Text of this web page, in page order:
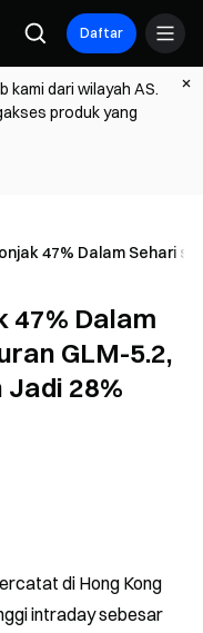
Daftar
kami dari wilayah AS.
produk yang
47% Dalam Sehari
47% Dalam
GLM-5.2,
28%
di Hong Kong
intraday sebesar